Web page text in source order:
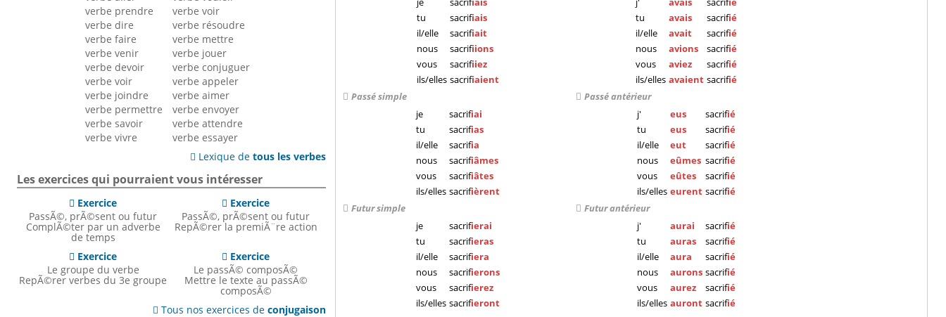
tu
sacrifiais
il/elle
sacrifiait
nous
sacrifiions
vous
sacrifiiez
ils/elles sacrifiaient
tu
avais sacrifié
il/elle
avait sacrifié
nous
avions sacrifié
vous
aviez sacrifié
ils/elles avaient sacrifié
Passé simple
je
sacrifiai
tu
sacrifias
il/elle
sacrifia
nous
sacrifiâmes
vous
sacrifiâtes
ils/elles sacrifièrent
Passé antérieur
j'
eus sacrifié
tu
eus sacrifié
il/elle
eut sacrifié
nous
eûmes sacrifié
vous
eûtes sacrifié
ils/elles eurent sacrifié
Futur simple
je
sacrifierai
tu
sacrifieras
il/elle
sacrifiera
nous
sacrifierons
vous
sacrifierez
ils/elles sacrifieront
Futur antérieur
j'
aurai sacrifié
tu
auras sacrifié
il/elle
aura sacrifié
nous
aurons sacrifié
vous
aurez sacrifié
ils/elles auront sacrifié
verbe prendre
verbe dire
verbe faire
verbe venir
verbe devoir
verbe voir
verbe joindre
verbe permettre
verbe savoir
verbe vivre
verbe voir
verbe résoudre
verbe mettre
verbe jouer
verbe conjuguer
verbe appeler
verbe aimer
verbe envoyer
verbe attendre
verbe essayer
 Lexique detous les verbes
Les exercices qui pourraient vous intéresser
 Exercice
PassÃ©, prÃ©sent ou futur
ComplÃ©ter par un adverbe
de temps
 Exercice
PassÃ©, prÃ©sent ou futur
RepÃ©rer la premiÃ¨re action
 Exercice
Le groupe du verbe
RepÃ©rer verbes du 3e groupe
 Exercice
Le passÃ© composÃ©
Mettre le texte au passÃ©
composÃ©
 Tous nos exercices deconjugaison